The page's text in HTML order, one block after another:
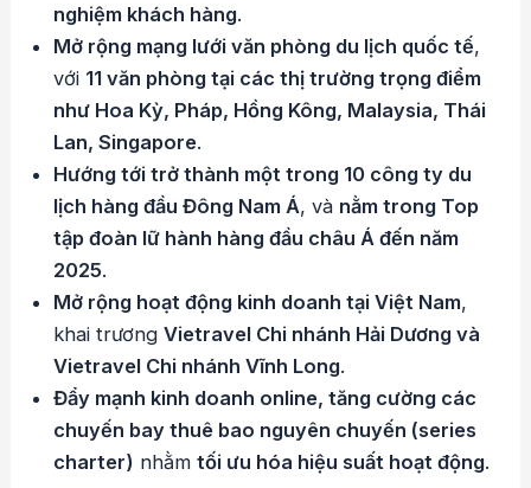
nghiệm khách hàng.
Mở rộng mạng lưới văn phòng du lịch quốc tế,
với 11 văn phòng tại các thị trường trọng điểm
như Hoa Kỳ, Pháp, Hồng Kông, Malaysia, Thái
Lan, Singapore.
Hướng tới trở thành một trong 10 công ty du
lịch hàng đầu Đông Nam Á, và nằm trong Top
tập đoàn lữ hành hàng đầu châu Á đến năm
2025.
Mở rộng hoạt động kinh doanh tại Việt Nam,
khai trươngVietravel Chi nhánh Hải Dương và
Vietravel Chi nhánh Vĩnh Long.
Đẩy mạnh kinh doanh online, tăng cường các
chuyến bay thuê bao nguyên chuyến (series
charter) nhằmtối ưu hóa hiệu suất hoạt động.